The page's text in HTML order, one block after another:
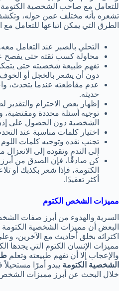
للتعامل مع صاحب الشخصية الكتومة
تشعره بأنه مختلف عمن حوله، وتكشف
الطرق التي يمكن اتباعها للتعامل
التحلي بالصبر عند التعامل معه.
محاولة كسب ثقته حتى يفصح
تفهم طبيعة شخصيته حتى
دون أن يشعر بالخجل أو
عدم مقاطعته عندما يتحدث،
حديثه.
إظهار بعض الاحترام
توجيه أسئلة محددة ومقتضبة،
الشخصية دون الحصول على
اختيار كلمات مناسبة عند
تجنب نقده وتوجيه كلمات اللوم
إلى الندم وتقوده إلى
كن صادقًا، فإن الصدق من
الكتومة، فإذا شعر بكذبك أو
أكثر تعقيدًا.
مميزات الشخص الكتوم
السرية والهدوء من أبرز صفات
البعض أن مميزات الشخصية
اكتراثه بخلق أحاديث مع الآخرين،
مميزات الإنسان الكتوم التي يجدها
والإعجاب إلا أن تفهم طبيعته وتعلم
الشخصية الكتومة يبدو أمرًا
خلال البحث عن أبرز مميزات الشخص